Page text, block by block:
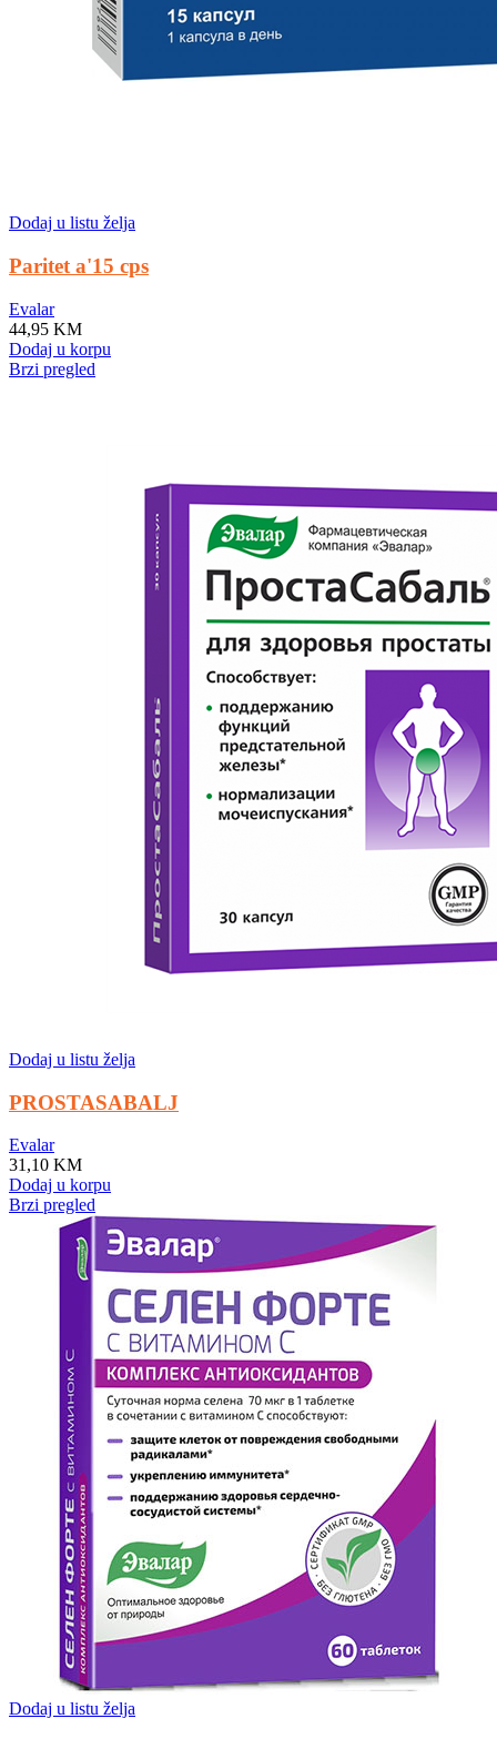
Dodaj u listu želja
Paritet a'15 cps
Evalar
44,95 KM
Dodaj u korpu
Brzi pregled
Dodaj u listu želja
PROSTASABALJ
Evalar
31,10 KM
Dodaj u korpu
Brzi pregled
Dodaj u listu želja